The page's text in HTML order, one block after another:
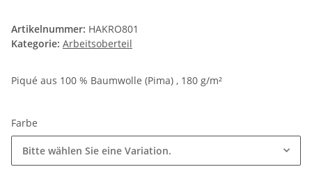
Artikelnummer: HAKRO801
Kategorie: Arbeitsoberteil
Piqué aus 100 % Baumwolle (Pima) , 180 g/m²
Farbe
Bitte wählen Sie eine Variation.